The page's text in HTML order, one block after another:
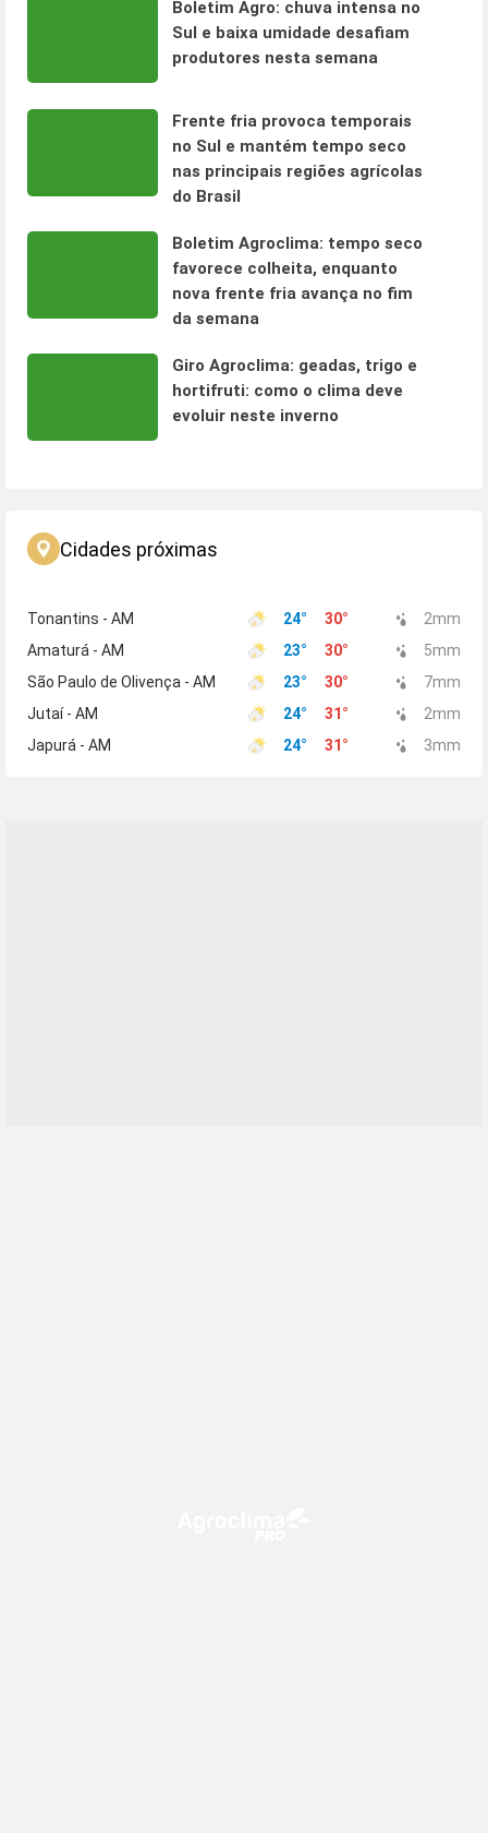
Boletim Agro: chuva intensa no
Sul e baixa umidade desafiam
produtores nesta semana
Frente fria provoca temporais
no Sul e mantém tempo seco
nas principais regiões agrícolas
do Brasil
Boletim Agroclima: tempo seco
favorece colheita, enquanto
nova frente fria avança no fim
da semana
Giro Agroclima: geadas, trigo e
hortifruti: como o clima deve
evoluir neste inverno
Cidades próximas
Tonantins - AM 24° 30° 2mm
Amaturá - AM
23° 30° 5mm
São Paulo de Olivença - AM
23° 30° 7mm
Jutaí - AM
24° 31 ° 2mm
Japurá - AM
24° 31 ° 3mm